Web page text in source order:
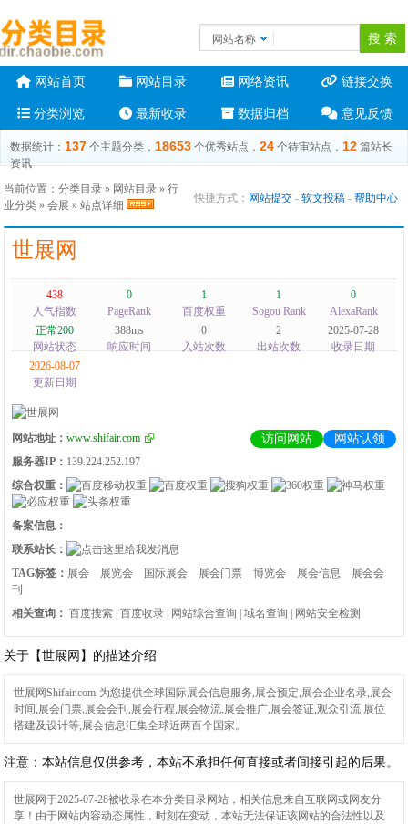
网站名称
网站首页 网站目录 网络资讯 链接交换
分类浏览 最新收录 数据归档 意见反馈
数据统计： 137 个主题分类， 18653 个优秀站点， 24 个待审站点， 12 篇站长
资讯
快捷方式： 网站提交 - 软文投稿 - 帮助中心
当前位置：分类目录 » 网站目录 »行
业分类 »会展 » 站点详细
世展网
438
人气指数
0
PageRank
1
百度权重
1
Sogou Rank
0
AlexaRank
正常200
网站状态
388ms
响应时间
0
入站次数
2
出站次数
2025-07-28
收录日期
2026-08-07
更新日期
网站地址：www.shifair.com 网站认领
访问网站
服务器IP： 139.224.252.197
综合权重：
备案信息：
联系站长：
TAG标签： 展会 展览会 国际展会 展会门票 博览会 展会信息
展会会
刊
相关查询： 百度搜索 |百度收录 网站综合查询 |域名查询 网站安全检测
关于【世展网】的描述介绍
世展网Shifair.com-为您提供全球国际展会信息服务,展会预定,展会企业名录,展会
时间,展会门票,展会会刊,展会行程,展会物流,展会推广,展会签证,观众引流,展位
搭建及设计等,展会信息汇集全球近两百个国家。
注意：本站信息仅供参考，本站不承担任何直接或者间接引起的后果。
世展网于2025-07-28被收录在本分类目录网站，相关信息来自互联网或网友分
享！由于网站内容动态属性，时刻在变动，本站无法保证该网站的合法性以及